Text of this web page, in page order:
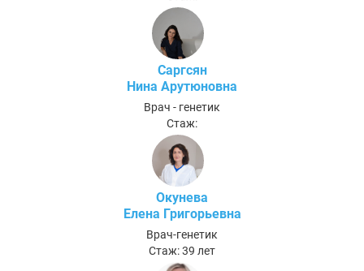
Саргсян
Нина Арутюновна
Врач - генетик
Стаж:
Окунева
Елена Григорьевна
Врач-генетик
Стаж: 39 лет